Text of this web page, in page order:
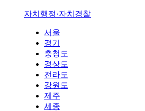
자치행정·자치경찰
서울
경기
충청도
경상도
전라도
강원도
제주
세종